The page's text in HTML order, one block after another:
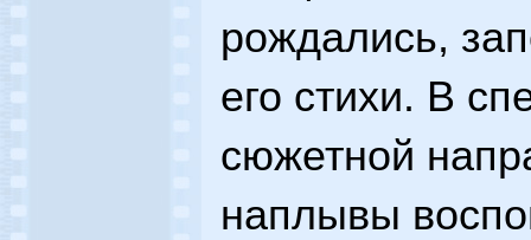
рождались,
его стихи. В
сюжетной
наплывы